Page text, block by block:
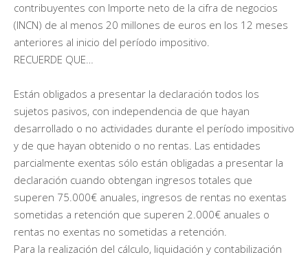
contribuyentes con Importe neto de la cifra de negocios
(INCN) de al menos 20 millones de euros en los 12 meses
anteriores al inicio del período impositivo.
RECUERDE QUE…
Están obligados a presentar la declaración todos los
sujetos pasivos, con independencia de que hayan
desarrollado o no actividades durante el período impositivo
y de que hayan obtenido o no rentas. Las entidades
parcialmente exentas sólo están obligadas a presentar la
declaración cuando obtengan ingresos totales que
superen 75.000€ anuales, ingresos de rentas no exentas
sometidas a retención que superen 2.000€ anuales o
rentas no exentas no sometidas a retención.
Para la realización del cálculo, liquidación y contabilización